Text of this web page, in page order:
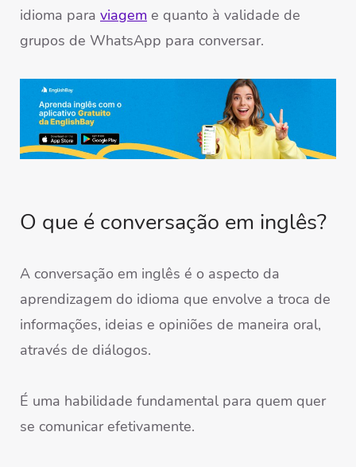
idioma para viagem e quanto à validade de
grupos de WhatsApp para conversar.
O que é conversação em inglês?
A conversação em inglês é o aspecto da
aprendizagem do idioma que envolve a troca de
informações, ideias e opiniões de maneira oral,
através de diálogos.
É uma habilidade fundamental para quem quer
se comunicar efetivamente.